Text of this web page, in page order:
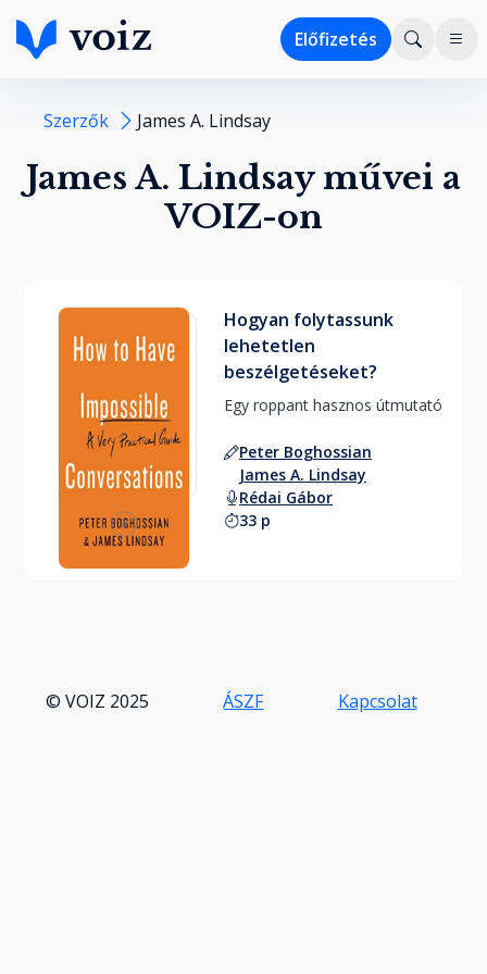
Előfizetés
Szerzők James A. Lindsay
James A. Lindsay művei a
VOIZ-on
Hogyan folytassunk
lehetetlen
beszélgetéseket?
Peter Boghossian
James A. Lindsay
Rédai Gábor
33 p
© VOIZ 2025 ÁSZF Kapcsolat